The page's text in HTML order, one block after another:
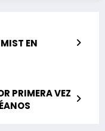
EN
PRIMERA VEZ